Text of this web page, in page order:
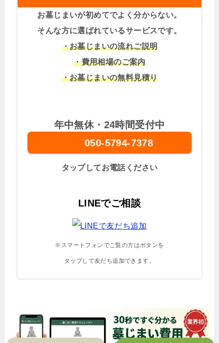
お墓じまいが初めてでよく分からない。
そんな方に選ばれているサービスです。
・お墓じまいの流れご説明
・費用相場のご案内
・お墓じまいの無料見積り
年中無休・24時間受付中
050-5794-7378
タップしてお電話ください
LINEでご相談
※スマートフォンでご覧の方はボタンを
タップして友だち追加できます。